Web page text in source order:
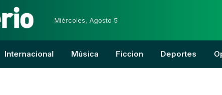
Miércoles, Agosto 5
Internacional Música Ficcion Deportes